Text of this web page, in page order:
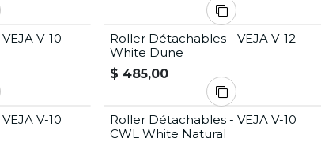
V-10
Roller Détachables - VEJA V-12
White Dune
$ 485,00
V-10
Roller Détachables - VEJA V-10
CWL White Natural